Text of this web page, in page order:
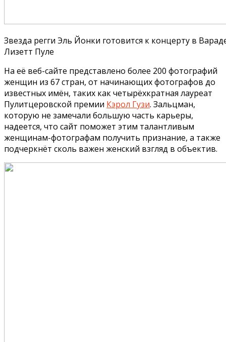
Звезда регги Эль Йонки готовится к концерту в
Лизетт Пуле
На её веб-сайте представлено более 200 фотографий
женщин из 67 стран, от начинающих фотографов до
известных имён, таких как четырёхкратная лауреат
Пулитцеровской премии Кэрол Гузи. Зальцман,
которую не замечали большую часть карьеры,
надеется, что сайт поможет этим талантливым
женщинам-фотографам получить признание, а также
подчеркнёт сколь важен женский взгляд в объектив.